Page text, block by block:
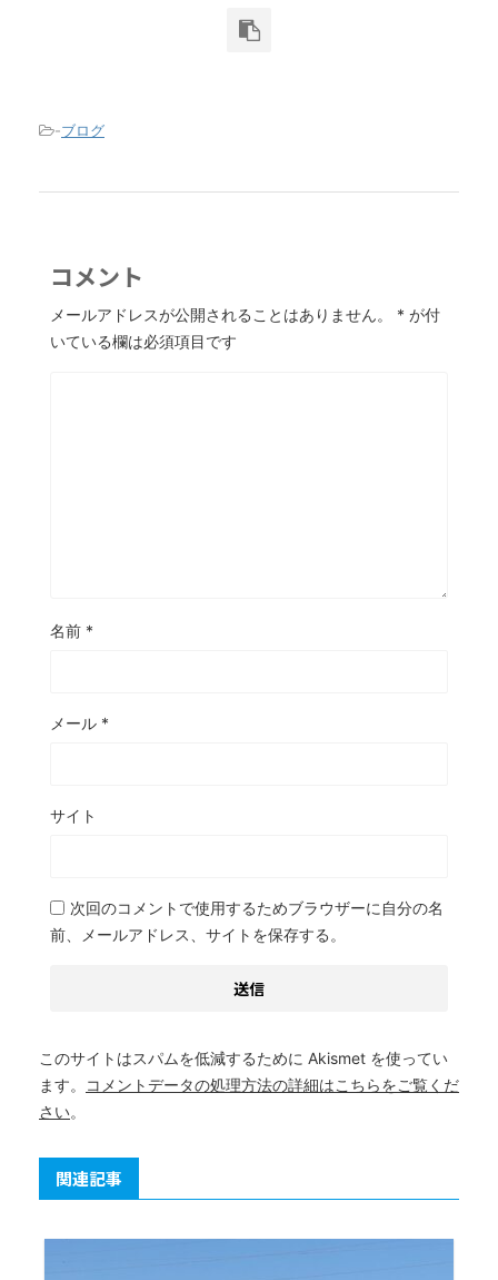
-ブログ
コメント
メールアドレスが公開されることはありません。 * が付
いている欄は必須項目です
名前 *
メール *
サイト
次回のコメントで使用するためブラウザーに自分の名
前、メールアドレス、サイトを保存する。
このサイトはスパムを低減するために Akismet を使ってい
ます。
コメントデータの処理方法の詳細はこちらをご覧くだ
さい。
関連記事